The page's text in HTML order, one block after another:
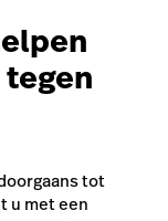
tot
u met een